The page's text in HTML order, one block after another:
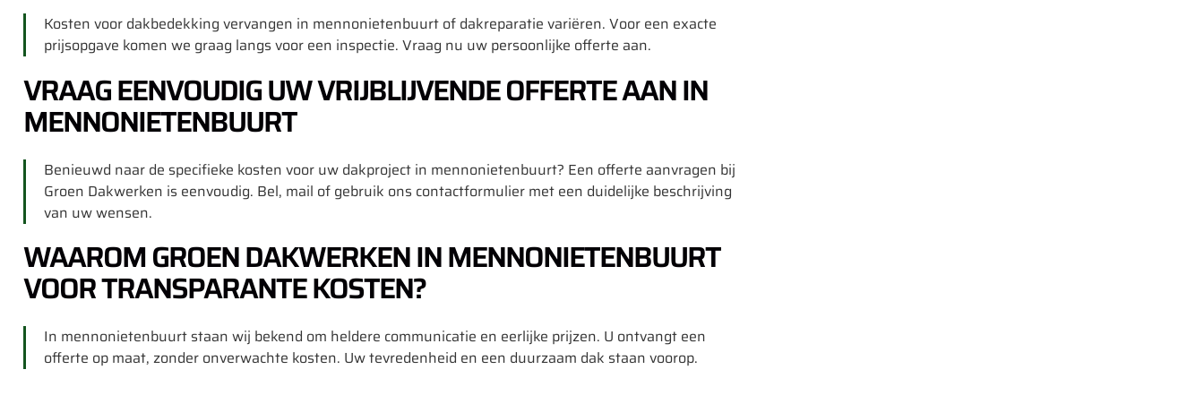
Kosten voor dakbedekking vervangen in mennonietenbuurt of dakreparatie variëren. Voor een exacte
prijsopgave komen we graag langs voor een inspectie. Vraag nu uw persoonlijke offerte aan.
VRAAG EENVOUDIG UW VRIJBLIJVENDE OFFERTE AAN IN
MENNONIETENBUURT
Benieuwd naar de specifieke kosten voor uw dakproject in mennonietenbuurt? Een offerte aanvragen bij
Groen Dakwerken is eenvoudig. Bel, mail of gebruik ons contactformulier met een duidelijke beschrijving
van uw wensen.
WAAROM GROEN DAKWERKEN IN MENNONIETENBUURT
VOOR TRANSPARANTE KOSTEN?
In mennonietenbuurt staan wij bekend om heldere communicatie en eerlijke prijzen. U ontvangt een
offerte op maat, zonder onverwachte kosten. Uw tevredenheid en een duurzaam dak staan voorop.